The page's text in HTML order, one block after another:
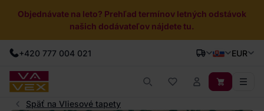
Objednávate na leto? Prehľad termínov letných odstávok
našich dodávateľov nájdete tu.
+420 777 004 021 EUR
Späť na Vliesové tapety